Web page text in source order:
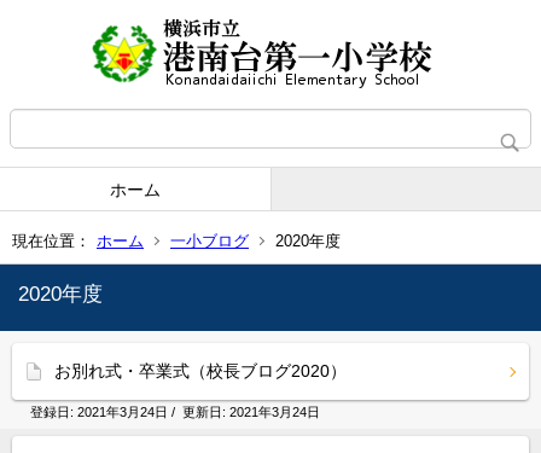
ホーム
現在位置： ホーム 一小ブログ 2020年度
2020年度
お別れ式・卒業式（校長ブログ2020）
登録日: 2021年3月24日 / 更新日: 2021年3月24日